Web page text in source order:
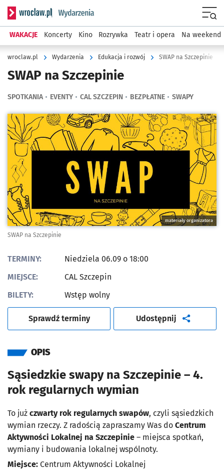
Serwis informacyjny wroclaw.pl podserwis: Wydarzenia
WAKACJE Koncerty Kino Rozrywka Teatr i opera Na weekend
wroclaw.pl Wydarzenia Edukacja i rozwój SWAP na Szczepinie
SWAP na Szczepinie
SPOTKANIA EVENTY CAL SZCZEPIN BEZPŁATNE SWAPY
Kliknij, aby powiększyć
materiały organizatora
SWAP na Szczepinie
TERMINY:
Niedziela 06.09 o 18:00
MIEJSCE:
CAL Szczepin
BILETY:
Wstęp wolny
Sprawdź terminy Udostępnij artykuł
OPIS
Sąsiedzkie swapy na Szczepinie – 4.
rok regularnych wymian
To już czwarty rok regularnych swapów, czyli sąsiedzkich
wymian rzeczy. Z radością zapraszamy Was do Centrum
Aktywności Lokalnej na Szczepinie – miejsca spotkań,
wymiany i budowania lokalnej wspólnoty.
Miejsce: Centrum Aktywności Lokalnej